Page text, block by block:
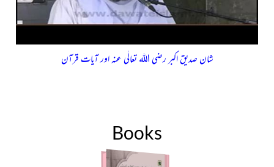
شان صدیق اکبر رضی اللہ تعالٰی عنہ اور آیات قرآن
Books